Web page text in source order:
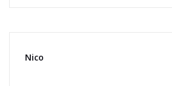
Nico